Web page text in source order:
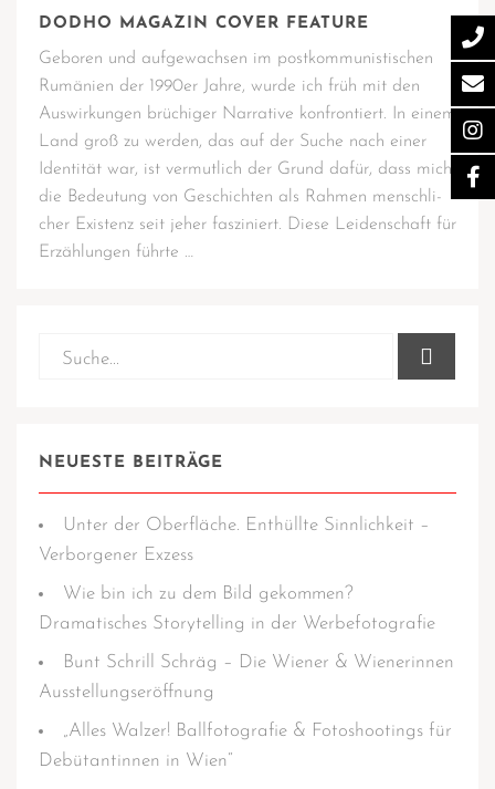
DODHO MAGAZIN COVER FEATURE
Gebo­ren und auf­ge­wach­sen im post­kom­mu­nis­ti­schen
Rumä­ni­en der 1990er Jah­re, wur­de ich früh mit den
Aus­wir­kun­gen brü­chi­ger Nar­ra­ti­ve kon­fron­tiert. In einem
Land groß zu wer­den, das auf der Suche nach einer
Iden­ti­tät war, ist ver­mut­lich der Grund dafür, dass mich
die Bedeu­tung von Geschich­ten als Rah­men mensch­li­
cher Exis­tenz seit jeher fas­zi­niert. Die­se Lei­den­schaft für
Erzäh­lun­gen führte …
NEUESTE BEITRÄGE
Unter der Oberfläche. Enthüllte Sinnlichkeit –
Verborgener Exzess
Wie bin ich zu dem Bild gekommen?
Dramatisches Storytelling in der Werbefotografie
Bunt Schrill Schräg – Die Wiener & Wienerinnen
Ausstellungseröffnung
„Alles Walzer! Ballfotografie & Fotoshootings für
Debütantinnen in Wien“